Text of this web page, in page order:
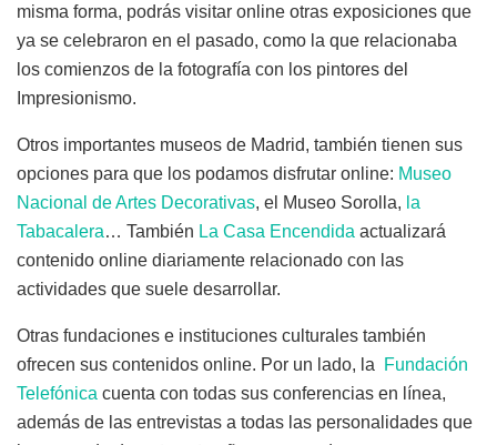
misma forma, podrás visitar online otras exposiciones que
ya se celebraron en el pasado, como la que relacionaba
los comienzos de la fotografía con los pintores del
Impresionismo.
Otros importantes museos de Madrid, también tienen sus
opciones para que los podamos disfrutar online: Museo
Nacional de Artes Decorativas, el Museo Sorolla, la
Tabacalera… También La Casa Encendida actualizará
contenido online diariamente relacionado con las
actividades que suele desarrollar.
Otras fundaciones e instituciones culturales también
ofrecen sus contenidos online. Por un lado, la
Fundación
Telefónica cuenta con todas sus conferencias en línea,
además de las entrevistas a todas las personalidades que